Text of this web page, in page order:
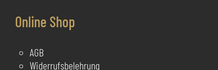
Online Shop
AGB
Widerrufsbelehrung